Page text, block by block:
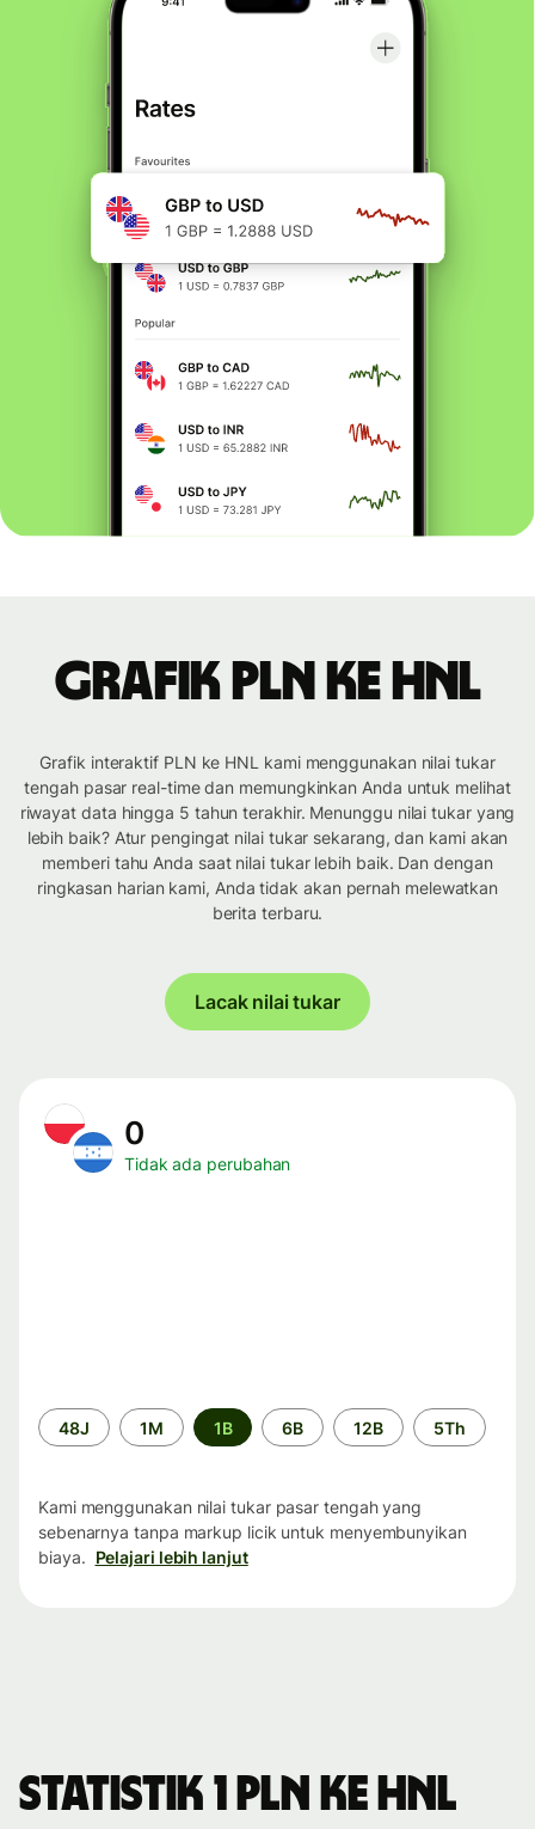
Grafik PLN ke HNL
Grafik interaktif PLN ke HNL kami menggunakan nilai tukar
tengah pasar real-time dan memungkinkan Anda untuk melihat
riwayat data hingga 5 tahun terakhir. Menunggu nilai tukar yang
lebih baik? Atur pengingat nilai tukar sekarang, dan kami akan
memberi tahu Anda saat nilai tukar lebih baik. Dan dengan
ringkasan harian kami, Anda tidak akan pernah melewatkan
berita terbaru.
Lacak nilai tukar
0
Tidak ada perubahan
Periode
waktu
48J 1M 1B 6B 12B 5Th
Kami menggunakan nilai tukar pasar tengah yang
sebenarnya tanpa markup licik untuk menyembunyikan
biaya. Pelajari lebih lanjut
Statistik 1 PLN ke HNL